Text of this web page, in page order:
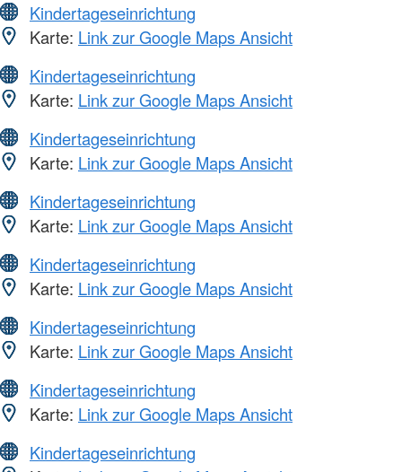
Kindertageseinrichtung
Karte: Link zur Google Maps Ansicht
Kindertageseinrichtung
Karte: Link zur Google Maps Ansicht
Kindertageseinrichtung
Karte: Link zur Google Maps Ansicht
Kindertageseinrichtung
Karte: Link zur Google Maps Ansicht
Kindertageseinrichtung
Karte: Link zur Google Maps Ansicht
Kindertageseinrichtung
Karte: Link zur Google Maps Ansicht
Kindertageseinrichtung
Karte: Link zur Google Maps Ansicht
Kindertageseinrichtung